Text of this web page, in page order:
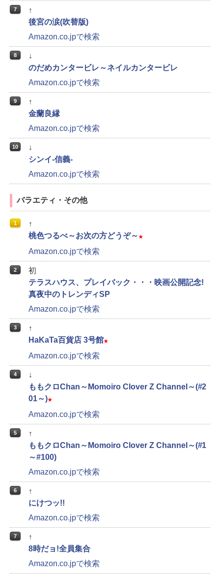
7
↑
後宮の涙(吹替版)
Amazon.co.jpで検索
8
↓
のだめカンタービレ～ネイルカンタービレ
Amazon.co.jpで検索
9
↑
金蘭良縁
Amazon.co.jpで検索
10
↓
シンイ-信義-
Amazon.co.jpで検索
バラエティ・その他
1
↑
桃色つるべ～お次の方どうぞ～ ★
Amazon.co.jpで検索
2
初
テラスハウス、プレイバック・・・映画公開記念!
真夜中のトレンディSP
Amazon.co.jpで検索
3
↑
HaKaTa百貨店 3号館★
Amazon.co.jpで検索
4
↓
ももクロChan～Momoiro Clover Z Channel～(#2
01～)★
Amazon.co.jpで検索
5
↑
ももクロChan～Momoiro Clover Z Channel～(#1
～#100)
Amazon.co.jpで検索
6
↑
にけつッ!!
Amazon.co.jpで検索
7
↑
8時だョ!全員集合
Amazon.co.jpで検索